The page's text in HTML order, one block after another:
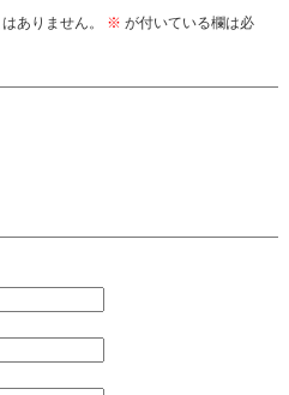
ありません。 ※ が付いている欄は必